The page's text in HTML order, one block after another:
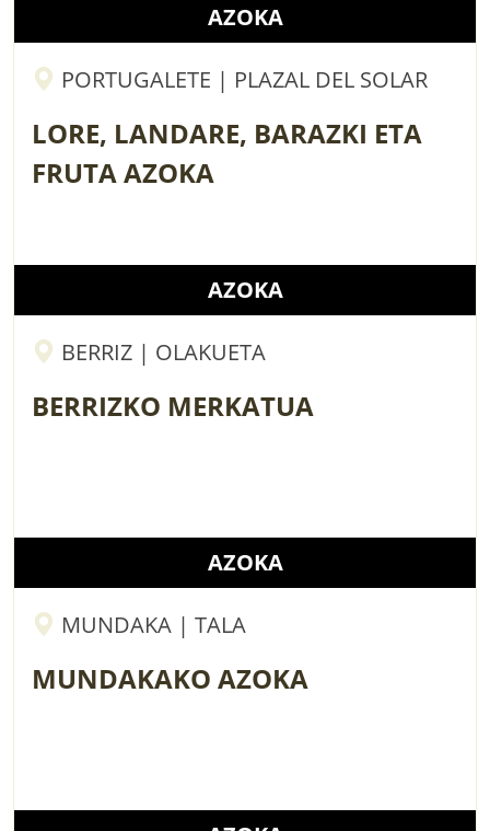
AZOKA
PORTUGALETE | PLAZAL DEL SOLAR
LORE, LANDARE, BARAZKI ETA
FRUTA AZOKA
AZOKA
BERRIZ | OLAKUETA
BERRIZKO MERKATUA
AZOKA
MUNDAKA | TALA
MUNDAKAKO AZOKA